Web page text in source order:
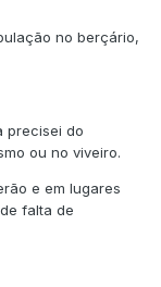
no berçário,
precisei do
ou no viveiro.
e em lugares
falta de